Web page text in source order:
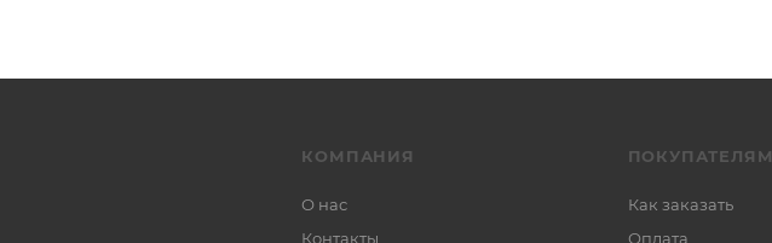
КОМПАНИЯ
О нас
Контакты
ПОКУПАТЕЛЯМ
Как заказать
Оплата